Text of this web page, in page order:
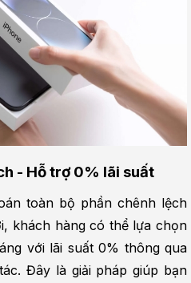
- Hỗ trợ 0% lãi suất
toàn bộ phần chênh lệch
khách hàng có thể lựa chọn
với lãi suất 0% thông qua
Đây là giải pháp giúp bạn